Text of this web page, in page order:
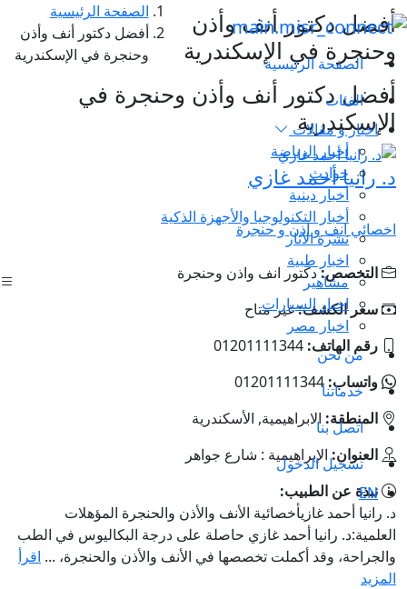
الصفحة الرئيسية
الفئات
اخبار و مقالات
أخبار الرياضة
حوادث
أخبار دينية
أخبار التكنولوجيا والأجهزة الذكية
نشرة الآثار
اخبار طبية
مشاهير
اخبار السيارات
اخبار مصر
من نحن
خدماتنا
اتصل بنا
تسجيل الدخول
EN
أفضل دكتور أنف وأذن
وحنجرة في الإسكندرية
الصفحة الرئيسية
أفضل دكتور أنف وأذن
وحنجرة في الإسكندرية
أفضل دكتور أنف وأذن وحنجرة في
الإسكندرية
د. رانيا أحمد غازي
اخصائي انف و اذن و حنجرة
التخصص:دكتور انف واذن وحنجرة
سعر الكشف:غير متاح
رقم الهاتف: 01201111344
واتساب: 01201111344
المنطقة: الابراهيمية, الأسكندرية
العنوان:الإبراهيمية : شارع جواهر
نبذة عن الطبيب:
د. رانيا أحمد غازيأخصائية الأنف والأذن والحنجرة المؤهلات
العلمية:د. رانيا أحمد غازي حاصلة على درجة البكاليوس في الطب
والجراحة، وقد أكملت تخصصها في الأنف والأذن والحنجرة، ... اقرأ
المزيد